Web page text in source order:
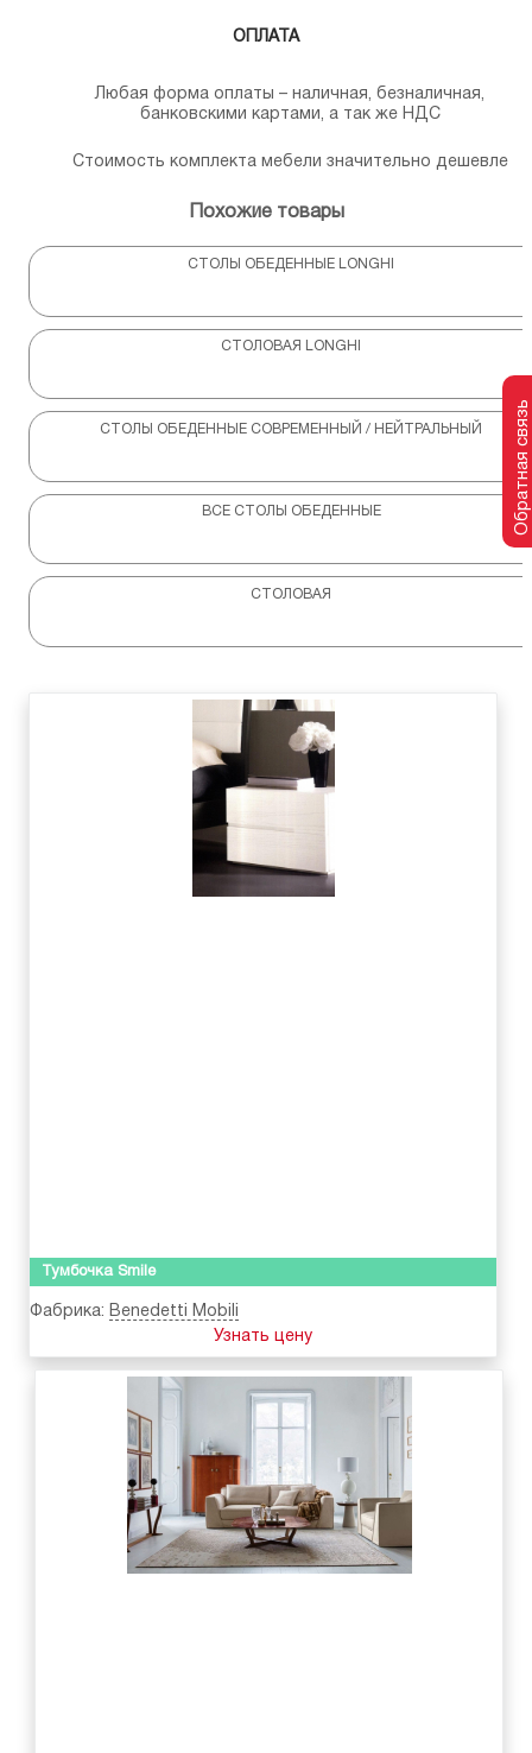
ОПЛАТА
Любая форма оплаты – наличная, безналичная,
банковскими картами, а так же НДС
Стоимость комплекта мебели значительно дешевле
Похожие товары
СТОЛЫ ОБЕДЕННЫЕ LONGHI
СТОЛОВАЯ LONGHI
СТОЛЫ ОБЕДЕННЫЕ СОВРЕМЕННЫЙ / НЕЙТРАЛЬНЫЙ
ВСЕ СТОЛЫ ОБЕДЕННЫЕ
СТОЛОВАЯ
Тумбочка Smile
Фабрика: Benedetti Mobili
Узнать цену
Обратная связь